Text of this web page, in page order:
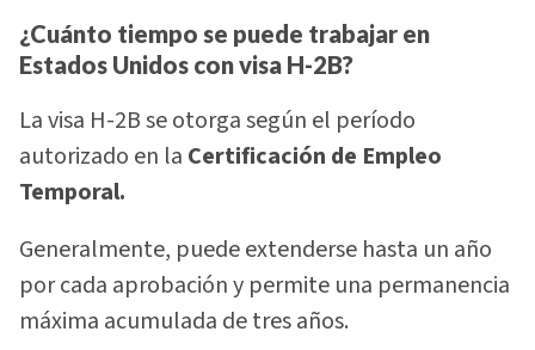
¿Cuánto tiempo se puede trabajar en
Estados Unidos con visa H-2B?
La visa H-2B se otorga según el período
autorizado en la Certificación de Empleo
Temporal.
Generalmente, puede extenderse hasta un año
por cada aprobación y permite una permanencia
máxima acumulada de tres años.